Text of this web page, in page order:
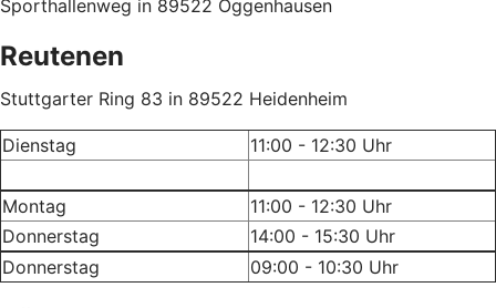
Sporthallenweg in 89522 Oggenhausen
Reutenen
Stuttgarter Ring 83 in 89522 Heidenheim
Dienstag 11:00 - 12:30 Uhr
Montag
11:00 - 12:30 Uhr
Donnerstag
14:00 - 15:30 Uhr
Donnerstag
09:00 - 10:30 Uhr